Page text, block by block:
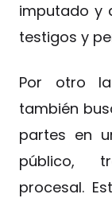
imputado y
testigos y
Por otro
también
partes en
público,
procesal.